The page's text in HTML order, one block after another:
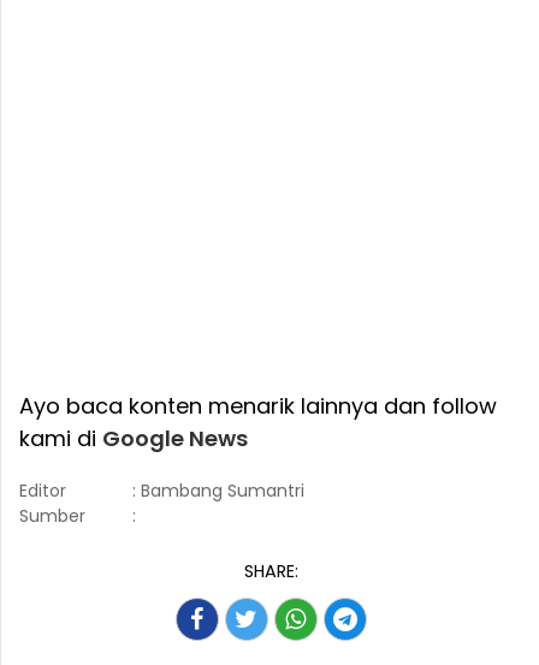
Ayo baca konten menarik lainnya dan follow
kami di Google News
Editor
: Bambang Sumantri
Sumber
:
SHARE: